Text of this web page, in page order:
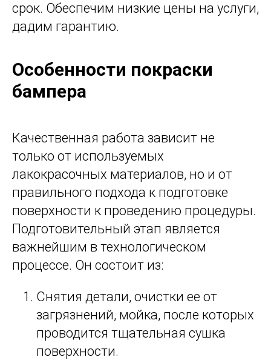
срок. Обеспечим низкие цены на услуги,
дадим гарантию.
Особенности покраски
бампера
Качественная работа зависит не
только от используемых
лакокрасочных материалов, но и от
правильного подхода к подготовке
поверхности к проведению процедуры.
Подготовительный этап является
важнейшим в технологическом
процессе. Он состоит из:
Снятия детали, очистки ее от
загрязнений, мойка, после которых
проводится тщательная сушка
поверхности.